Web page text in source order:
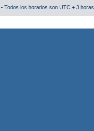
• Todos los horarios son UTC + 3 horas